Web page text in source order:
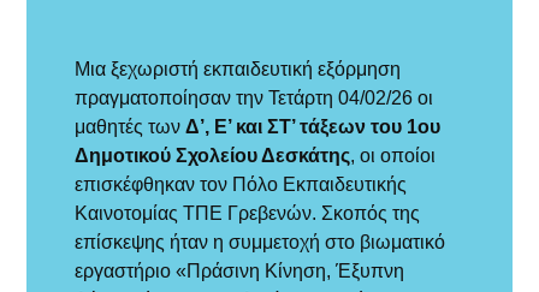
Μια ξεχωριστή εκπαιδευτική εξόρμηση
πραγματοποίησαν την Τετάρτη 04/02/26 οι
μαθητές τωνΔ’, Ε’ και ΣΤ’ τάξεων του 1ου
Δημοτικού Σχολείου Δεσκάτης, οι οποίοι
επισκέφθηκαν τον Πόλο Εκπαιδευτικής
Καινοτομίας ΤΠΕ Γρεβενών. Σκοπός της
επίσκεψης ήταν η συμμετοχή στο βιωματικό
εργαστήριο «Πράσινη Κίνηση, Έξυπνη